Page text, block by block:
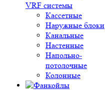
VRF системы
Кассетные
Наружные блоки
Канальные
Настенные
Напольно-
потолочные
Колонные